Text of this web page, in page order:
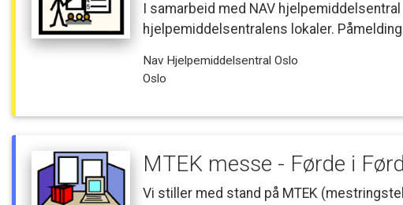
samarbeid med NAV hjelpemiddelsentral
hjelpemiddelsentralens lokaler. Påmelding
Nav Hjelpemiddelsentral Oslo
Oslo
MTEK messe - Førde i
Vi stiller med stand på MTEK